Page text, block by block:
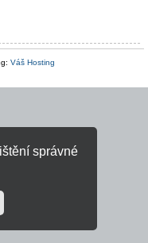
správné
Váš Hosting